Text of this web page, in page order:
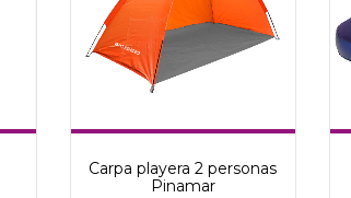
Carpa playera 2 personas
Pinamar